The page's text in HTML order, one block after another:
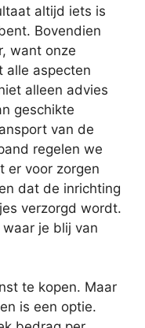
altijd iets is
Bovendien
want onze
alle aspecten
alleen advies
geschikte
van de
regelen we
er voor zorgen
dat de inrichting
verzorgd wordt.
je blij van
te kopen. Maar
is een optie.